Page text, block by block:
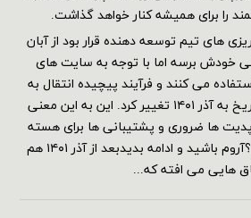
را برای همیشه کنار خواهد گذاشت.
ریزی های تیم توسعه دهنده قرار بود از آبان
خودش برسه اما با توجه به سایت های
می کنند و فرآیند پیچیده انتقال به
نسخه های جدید این تاریخ به آذر ۱۴۰۱ تغییر کرد. این به این معنی
ها ضروری و پشتیبانی ها برای هسته
برقراره اما بعد از اون چی؟آروم باشید و ادامه بدیدبعد از آذر ۱۴۰۱ هم
هایی می افته که...